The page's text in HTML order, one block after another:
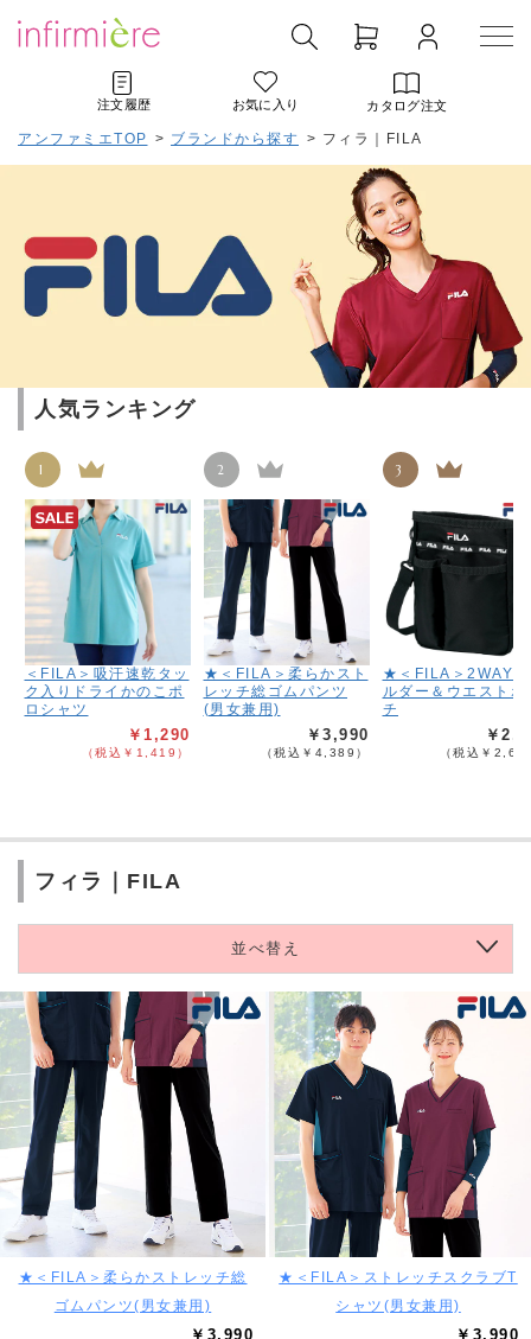
注文履歴 お気に入り カタログ注文
アンファミエTOP > ブランドから探す > フィラ｜FILA
人気ランキング
1
＜FILA＞吸汗速乾タッ
ク入りドライかのこポ
ロシャツ
￥1,290
（税込￥1,419）
2
★＜FILA＞柔らかスト
レッチ総ゴムパンツ
(男女兼用)
￥3,990
（税込￥4,389）
3
★＜FILA＞2WAYシ
ルダー＆ウエストポ
チ
￥
（税込￥
フィラ｜FILA
並べ替え
★＜FILA＞柔らかストレッチ総
ゴムパンツ(男女兼用)
￥3,990
★＜FILA＞ストレッチスクラブT
シャツ(男女兼用)
￥3,990